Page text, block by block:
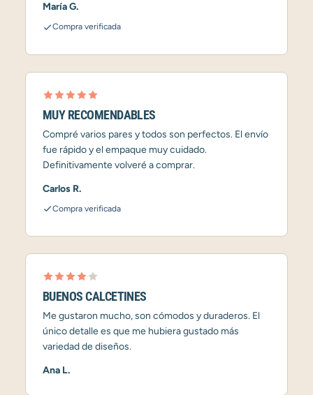
María G.
Compra verificada
MUY RECOMENDABLES
Compré varios pares y todos son perfectos. El envío
fue rápido y el empaque muy cuidado.
Definitivamente volveré a comprar.
Carlos R.
Compra verificada
BUENOS CALCETINES
Me gustaron mucho, son cómodos y duraderos. El
único detalle es que me hubiera gustado más
variedad de diseños.
Ana L.